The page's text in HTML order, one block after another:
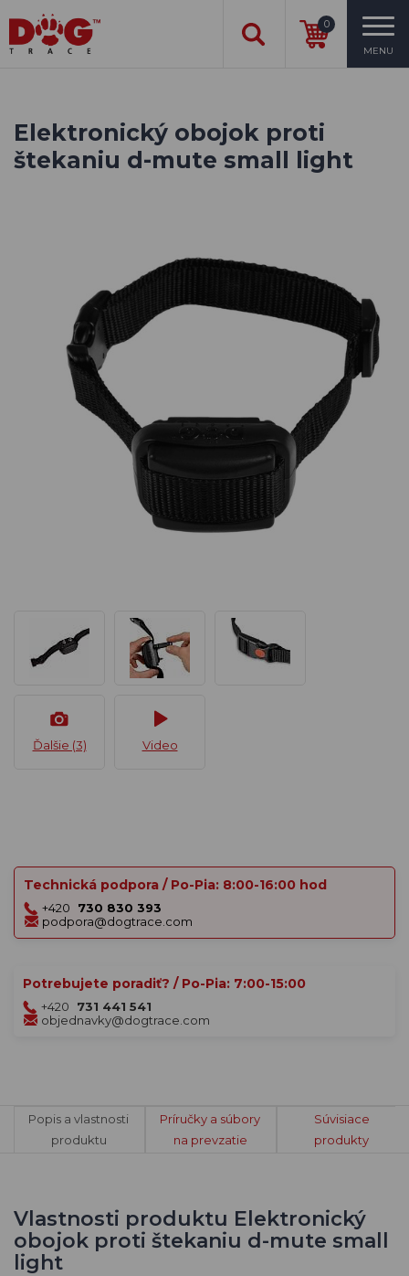
0
MENU
Elektronický obojok proti
štekaniu d-mute small light
Ďalšie (3) Video
Technická podpora / Po-Pia: 8:00-16:00 hod
+420
730 830 393
podpora@dogtrace.com
Potrebujete poradiť? / Po-Pia: 7:00-15:00
+420
731 441 541
objednavky@dogtrace.com
Popis a vlastnosti
produktu
Príručky a súbory
na prevzatie
Súvisiace
produkty
Vlastnosti produktu Elektronický
obojok proti štekaniu d-mute small
light